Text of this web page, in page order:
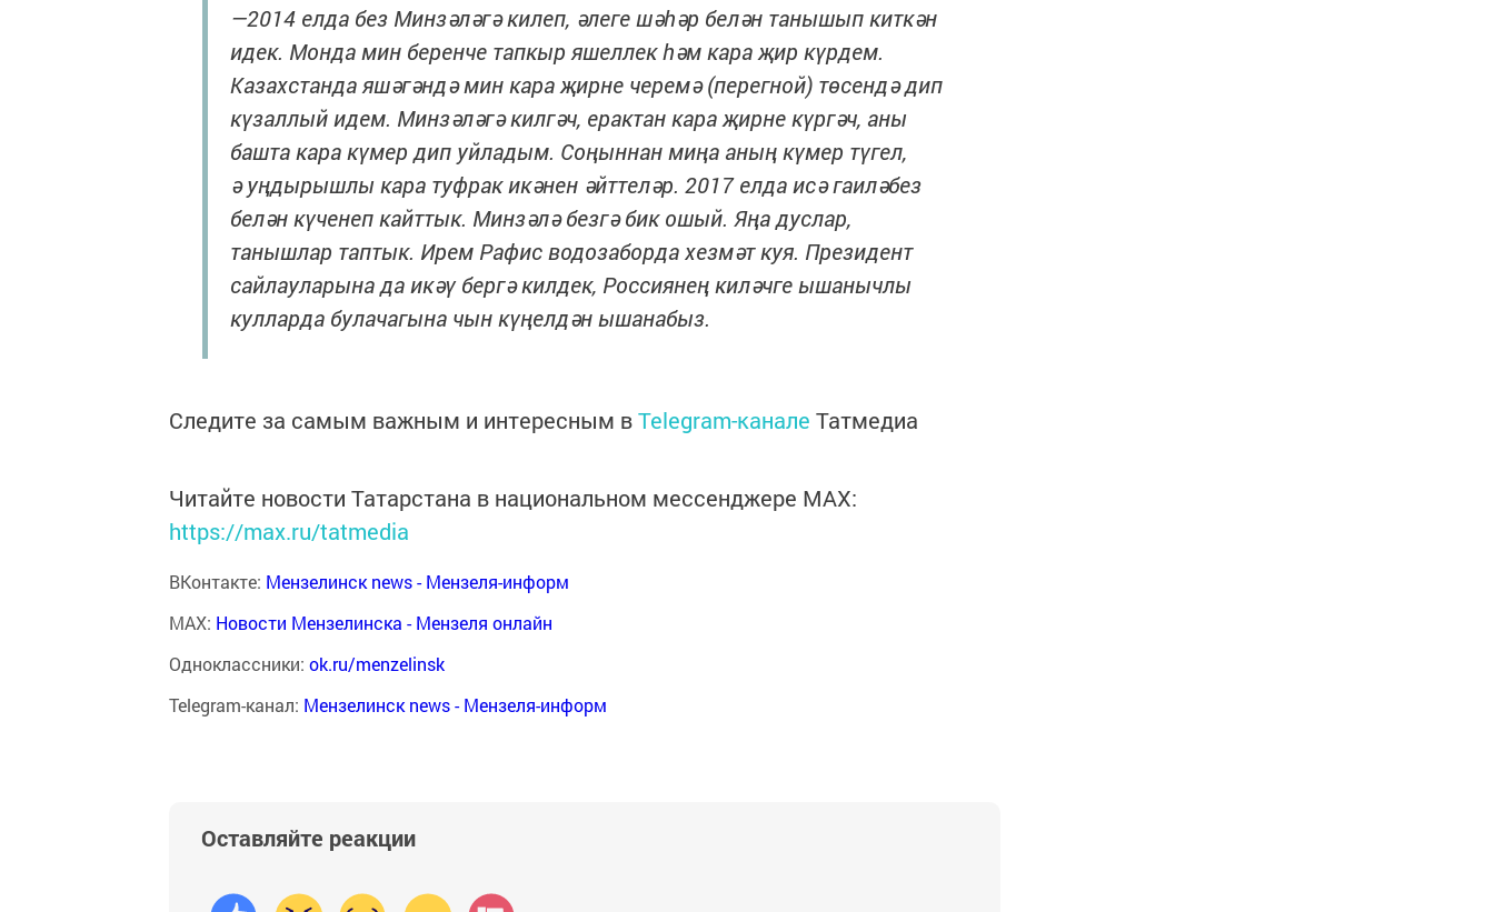
—2014 елда без Минзәләгә килеп, әлеге шәһәр белән танышып киткән
идек. Монда мин беренче тапкыр яшеллек һәм кара җир күрдем.
Казахстанда яшәгәндә мин кара җирне черемә (перегной) төсендә дип
күзаллый идем. Минзәләгә килгәч, ерактан кара җирне күргәч, аны
башта кара күмер дип уйладым. Соңыннан миңа аның күмер түгел,
ә уңдырышлы кара туфрак икәнен әйттеләр. 2017 елда исә гаиләбез
белән күченеп кайттык. Минзәлә безгә бик ошый. Яңа дуслар,
танышлар таптык. Ирем Рафис водозаборда хезмәт куя. Президент
сайлауларына да икәү бергә килдек, Россиянең киләчге ышанычлы
кулларда булачагына чын күңелдән ышанабыз.
Следите за самым важным и интересным вTelegram-канале Татмедиа
Читайте новости Татарстана в национальном мессенджере MАХ:
https://max.ru/tatmedia
ВКонтакте: Мензелинск news - Мензеля-информ
MAX: Новости Мензелинска - Мензеля онлайн
Одноклассники: ok.ru/menzelinsk
Telegram-канал: Мензелинск news - Мензеля-информ
Оставляйте реакции